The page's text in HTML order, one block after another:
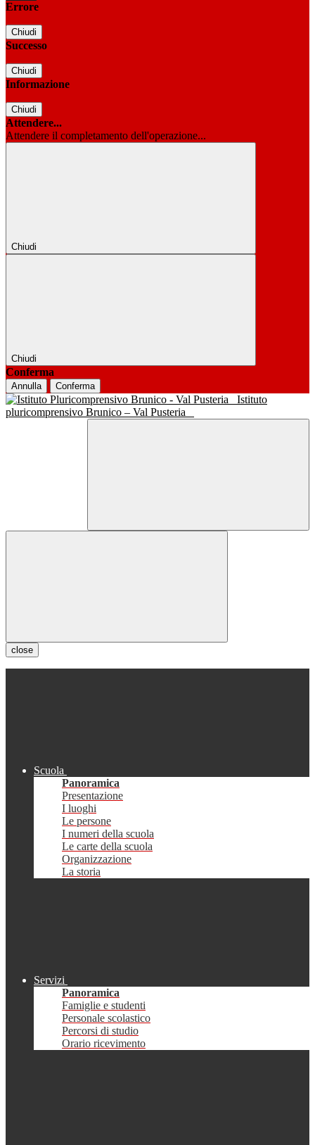
Errore
Chiudi
Successo
Chiudi
Informazione
Chiudi
Attendere...
Attendere il completamento dell'operazione...
Chiudi
Chiudi
Conferma
Annulla Conferma
Istituto
pluricomprensivo Brunico – Val Pusteria
close
Scuola
Panoramica
Presentazione
I luoghi
Le persone
I numeri della scuola
Le carte della scuola
Organizzazione
La storia
Servizi
Panoramica
Famiglie e studenti
Personale scolastico
Percorsi di studio
Orario ricevimento